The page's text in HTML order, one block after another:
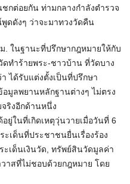
กต่อยกัน ท่ามกลางกำลังตำรวจ
ดดังๆ ว่าจะมาทวงวัดคืน
. ในฐานะที่ปรึกษากฎหมายให้กับ
ทำร้ายพระ-ชาวบ้าน ที่วัดบาง
ได้รับแต่งตั้งเป็นที่ปรึกษา
มูลพยานหลักฐานต่างๆ ไม่ตรง
ริงอีกด้านหนึ่ง
ยู่ในที่เกิดเหตุวุ่นวายเมื่อวันที่ 6
ะเด็นที่ประชาชนยื่นเรื่องร้อง
ะเด็นเงินวัด, ทรัพย์สินวัดมูลค่า
าสที่ไม่ชอบด้วยกฎหมาย โดย